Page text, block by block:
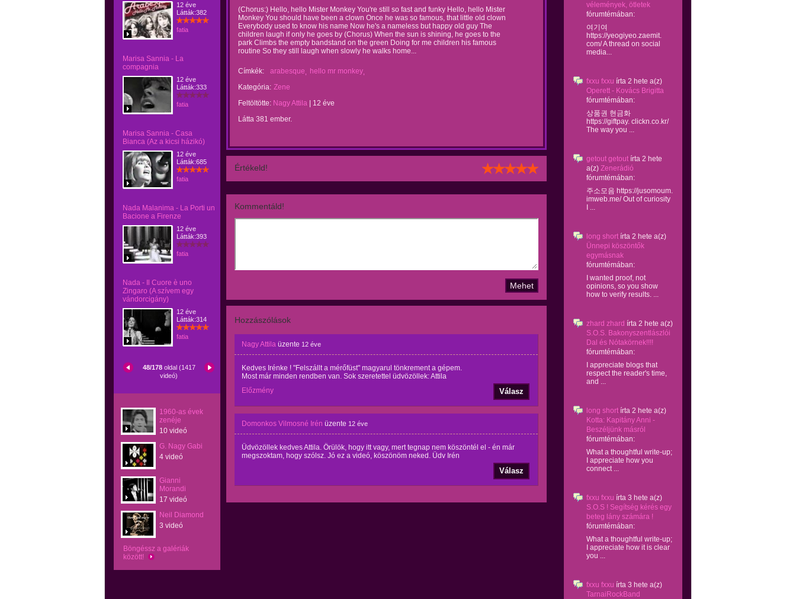
12 éve
Látták:382
fatia
Marisa Sannia - La
compagnia
12 éve
Látták:333
fatia
Marisa Sannia - Casa
Bianca (Az a kicsi házikó)
12 éve
Látták:685
fatia
Nada Malanima - La Porti un
Bacione a Firenze
12 éve
Látták:393
fatia
Nada - Il Cuore è uno
Zingaro (A szívem egy
vándorcigány)
12 éve
Látták:314
fatia
48/178oldal (1417
videó)
1960-as évek
zenéje
10 videó
G. Nagy Gabi
4 videó
Gianni
Morandi
17 videó
Neil Diamond
3 videó
Böngéssz a galériák
között!
(Chorus:) Hello, hello Mister Monkey You're still so fast and funky Hello, hello Mister
Monkey You should have been a clown Once he was so famous, that little old clown
Everybody used to know his name Now he's a nameless but happy old guy The
children laugh if only he goes by (Chorus) When the sun is shining, he goes to the
park Climbs the empty bandstand on the green Doing for me children his famous
routine So they still laugh when slowly he walks home...
Címkék: arabesque
hello mr monkey
Kategória: Zene
Feltöltötte: Nagy Attila
12 éve
Látta 381 ember.
Értékeld!
Kommentáld!
Hozzászólások
Nagy Attila üzente 12 éve
Kedves Irénke ! "Felszállt a mérőfüst" magyarul tönkrement a gépem.
Most már minden rendben van. Sok szeretettel üdvözöllek: Attila
Előzmény
Válasz
Domonkos Vilmosné Irén üzente 12 éve
Üdvözöllek kedves Attila. Örülök, hogy itt vagy, mert tegnap nem köszöntél el - én már
megszoktam, hogy szólsz. Jó ez a videó, köszönöm neked. Üdv Irén
Válasz
vélemények, ötletek
fórumtémában:
여기여
https://yeogiyeo.zaemit.
com/ A thread on social
media...
fxxu fxxu írta 2 hete a(z)
Operett - Kovács Brigitta
fórumtémában:
상품권 현금화
https://giftpay. clickn.co.kr/
The way you ...
getout getout írta 2 hete
a(z) Zenerádió
fórumtémában:
주소모음 https://jusomoum.
imweb.me/ Out of curiosity
I ...
long short írta 2 hete a(z)
Ünnepi köszöntők
egymásnak
fórumtémában:
I wanted proof, not
opinions, so you show
how to verify results. ...
zhard zhard írta 2 hete a(z)
S.O.S. Bakonyszentlászlói
Dal és Nótakörnek!!!!
fórumtémában:
I appreciate blogs that
respect the reader's time,
and ...
long short írta 2 hete a(z)
Kotta: Kapitány Anni -
Beszéljünk másról
fórumtémában:
What a thoughtful write-up;
I appreciate how you
connect ...
fxxu fxxu írta 3 hete a(z)
S.O.S ! Segítség kérés egy
beteg lány számára !
fórumtémában:
What a thoughtful write-up;
I appreciate how it is clear
you ...
fxxu fxxu írta 3 hete a(z)
TarnaiRockBand